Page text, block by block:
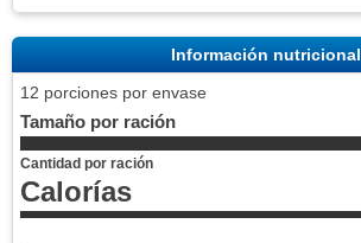
Información nutricional
12 porciones por envase
Tamaño por ración
Cantidad por ración
Calorías